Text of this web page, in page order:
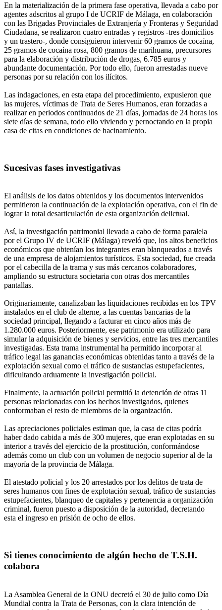
En la materialización de la primera fase operativa, llevada a cabo por
agentes adscritos al grupo I de UCRIF de Málaga, en colaboración
con las Brigadas Provinciales de Extranjería y Fronteras y Seguridad
Ciudadana, se realizaron cuatro entradas y registros -tres domicilios
y un trastero-, donde consiguieron intervenir 60 gramos de cocaína,
25 gramos de cocaína rosa, 800 gramos de marihuana, precursores
para la elaboración y distribución de drogas, 6.785 euros y
abundante documentación. Por todo ello, fueron arrestadas nueve
personas por su relación con los ilícitos.
Las indagaciones, en esta etapa del procedimiento, expusieron que
las mujeres, víctimas de Trata de Seres Humanos, eran forzadas a
realizar en periodos continuados de 21 días, jornadas de 24 horas los
siete días de semana, todo ello viviendo y pernoctando en la propia
casa de citas en condiciones de hacinamiento.
Sucesivas fases investigativas
El análisis de los datos obtenidos y los documentos intervenidos
permitieron la continuación de la explotación operativa, con el fin de
lograr la total desarticulación de esta organización delictual.
Así, la investigación patrimonial llevada a cabo de forma paralela
por el Grupo IV de UCRIF (Málaga) reveló que, los altos beneficios
económicos que obtenían los integrantes eran blanqueados a través
de una empresa de alojamientos turísticos. Esta sociedad, fue creada
por el cabecilla de la trama y sus más cercanos colaboradores,
ampliando su estructura societaria con otras dos mercantiles
pantallas.
Originariamente, canalizaban las liquidaciones recibidas en los TPV
instalados en el club de alterne, a las cuentas bancarias de la
sociedad principal, llegando a facturar en cinco años más de
1.280.000 euros. Posteriormente, ese patrimonio era utilizado para
simular la adquisición de bienes y servicios, entre las tres mercantiles
investigadas. Esta trama instrumental ha permitido incorporar al
tráfico legal las ganancias económicas obtenidas tanto a través de la
explotación sexual como el tráfico de sustancias estupefacientes,
dificultando arduamente la investigación policial.
Finalmente, la actuación policial permitió la detención de otras 11
personas relacionadas con los hechos investigados, quienes
conformaban el resto de miembros de la organización.
Las apreciaciones policiales estiman que, la casa de citas podría
haber dado cabida a más de 300 mujeres, que eran explotadas en su
interior a través del ejercicio de la prostitución, conformándose
además como un club con un volumen de negocio superior al de la
mayoría de la provincia de Málaga.
El atestado policial y los 20 arrestados por los delitos de trata de
seres humanos con fines de explotación sexual, tráfico de sustancias
estupefacientes, blanqueo de capitales y pertenencia a organización
criminal, fueron puesto a disposición de la autoridad, decretando
esta el ingreso en prisión de ocho de ellos.
Si tienes conocimiento de algún hecho de T.S.H.
colabora
La Asamblea General de la ONU decretó el 30 de julio como Día
Mundial contra la Trata de Personas, con la clara intención de